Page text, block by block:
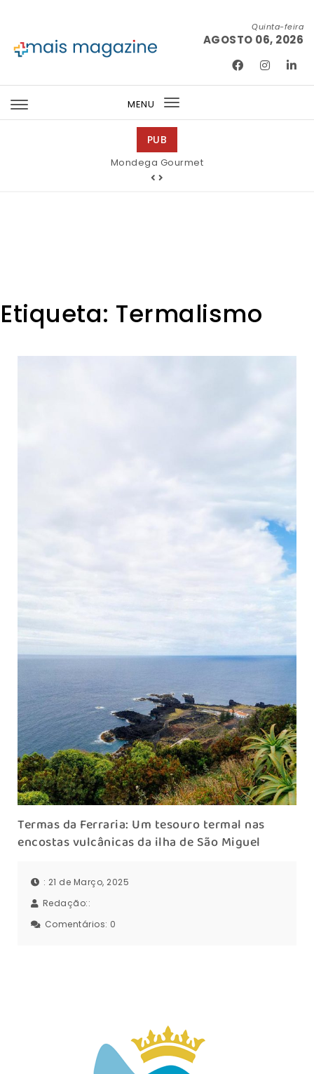
Quinta-feira
AGOSTO 06, 2026
MENU
Toggle
PUB
Mondega Gourmet
Etiqueta: Termalismo
Termas da Ferraria: Um tesouro termal nas
encostas vulcânicas da ilha de São Miguel
: 21 de Março, 2025
Redação::
Comentários: 0